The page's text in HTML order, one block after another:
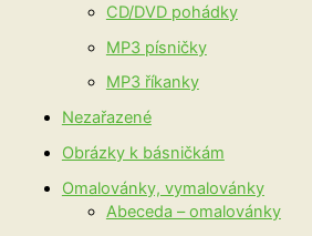
CD/DVD pohádky
MP3 písničky
MP3 říkanky
Nezařazené
Obrázky k básničkám
Omalovánky, vymalovánky
Abeceda – omalovánky